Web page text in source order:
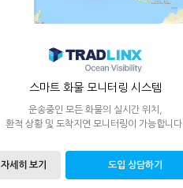
스마트 화물 모니터링 시스템
운송중인 모든 화물의 실시간 위치,
환적 상황 및 도착지연 모니터링이 가능합니다.
자세히 보기 도입 상담하기